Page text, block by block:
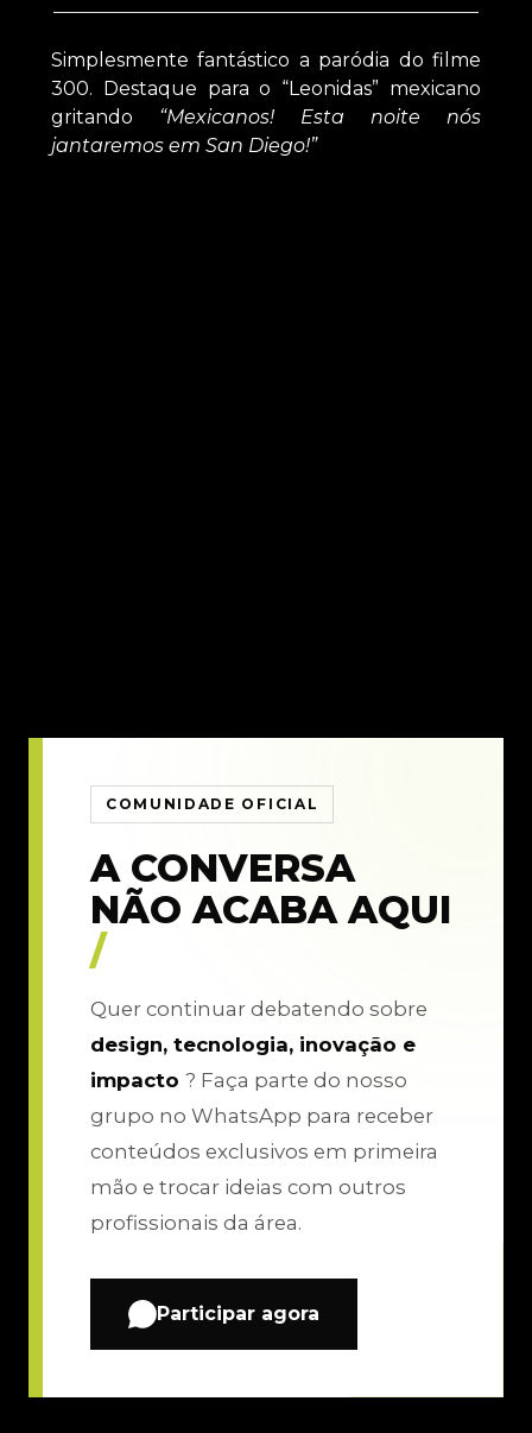
Simplesmente fantástico a paródia do filme
300. Destaque para o “Leonidas” mexicano
gritando “Mexicanos! Esta noite nós
jantaremos em San Diego!”
COMUNIDADE OFICIAL
A CONVERSA
NÃO ACABA AQUI
/
Quer continuar debatendo sobre
design, tecnologia, inovação e
impacto ? Faça parte do nosso
grupo no WhatsApp para receber
conteúdos exclusivos em primeira
mão e trocar ideias com outros
profissionais da área.
Participar agora